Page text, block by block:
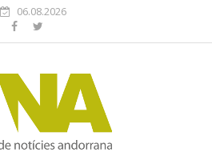
06.08.2026